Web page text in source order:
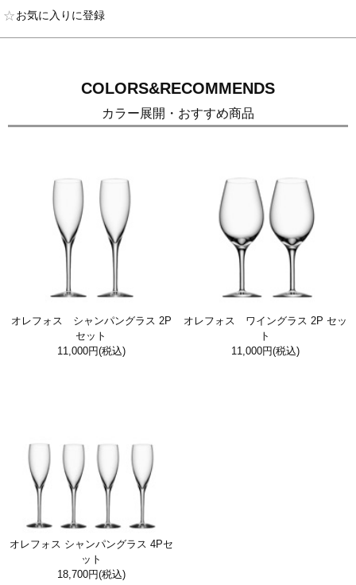
お気に入りに登録
COLORS&RECOMMENDS
カラー展開・おすすめ商品
オレフォス シャンパングラス 2P
セット
11,000円(税込)
オレフォス ワイングラス 2P セッ
ト
11,000円(税込)
オレフォス シャンパングラス 4Pセ
ット
18,700円(税込)